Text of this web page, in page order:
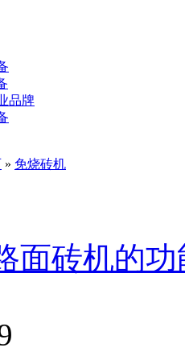
品牌
» 免烧砖机
面砖机的